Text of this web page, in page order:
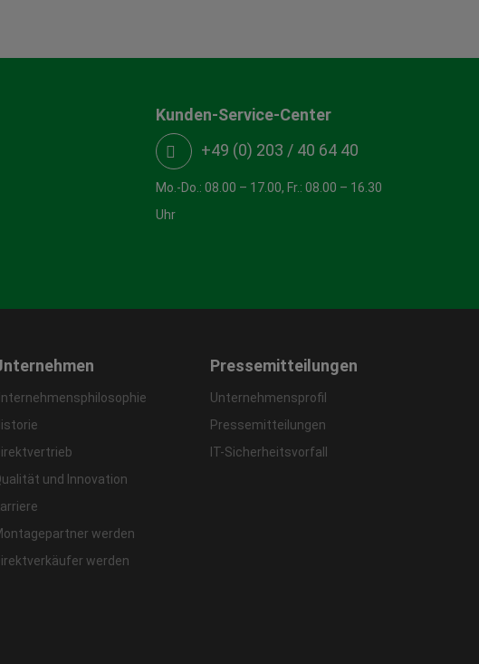
Kunden-Service-Center
+49 (0) 203 / 40 64 40
Mo.-Do.: 08.00 – 17.00, Fr.: 08.00 – 16.30
Uhr
und Innovation
werden
werden
Pressemitteilungen
Unternehmensprofil
Pressemitteilungen
IT-Sicherheitsvorfall